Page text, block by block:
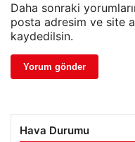
Daha sonraki
posta adresim ve site
kaydedilsin.
Hava Durumu